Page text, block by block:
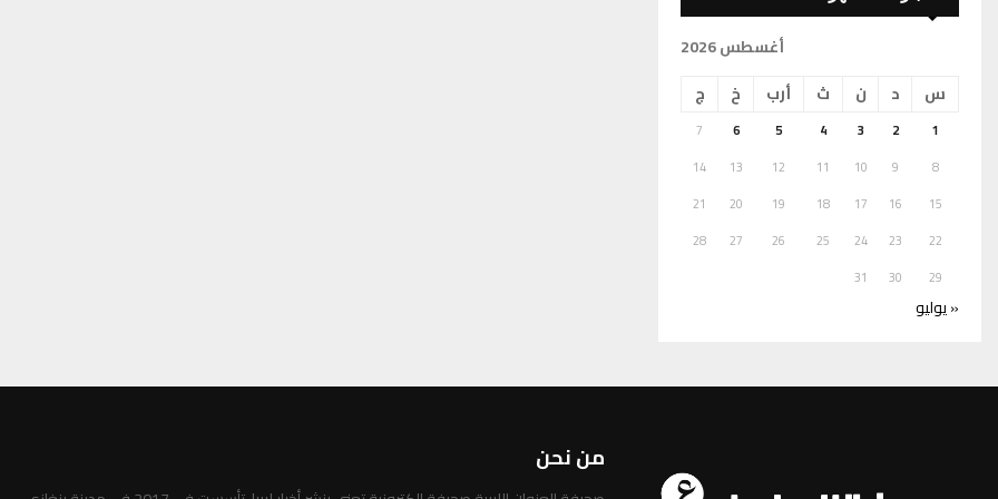
أغسطس 2026
س
د ن ث أرب خ ج
1
2
3
4
5
6
7
8
9
10
11
12
13
14
15
16
17
18
19
20
21
22
23
24
25
26
27
28
29
30
31
« يوليو
من نحن